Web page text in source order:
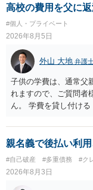
く、相手が真実を話せ
容を述べた場合は、
て、真実を説明すれば
ことだと思われます。
のは致し方ありません
くのみでしょう。 以上
高校の費用を父に
#個人・プライベート
2026年8月5日
外山 大地 弁護
子供の学費は、通常父
れますので、ご質問者
ん。 学費を貸し付け
ょう。
親名義で後払い利
#自己破産 #多重債務 #ク
2026年8月3日